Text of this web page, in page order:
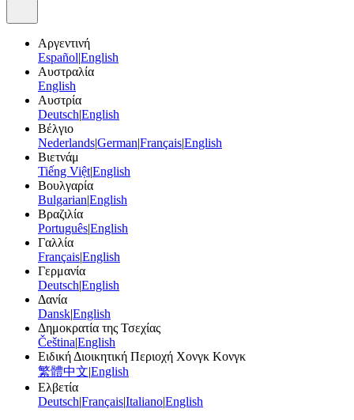
Αργεντινή
Español|English
Αυστραλία
English
Αυστρία
Deutsch|English
Βέλγιο
Nederlands|German|Français|English
Βιετνάμ
Tiếng Việt|English
Βουλγαρία
Bulgarian|English
Βραζιλία
Português|English
Γαλλία
Français|English
Γερμανία
Deutsch|English
Δανία
Dansk|English
Δημοκρατία της Τσεχίας
Čeština|English
Ειδική Διοικητική Περιοχή Χονγκ Κονγκ
繁體中文|English
Ελβετία
Deutsch|Français|Italiano|English